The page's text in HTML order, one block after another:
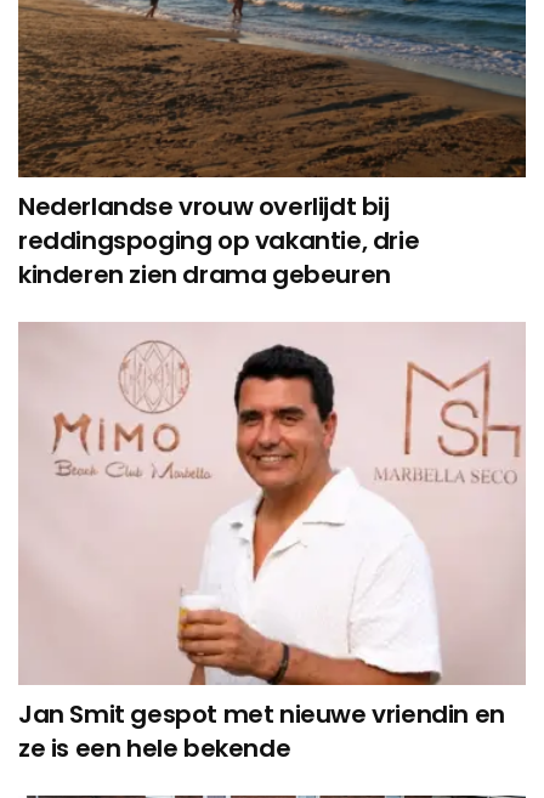
Nederlandse vrouw overlijdt bij
reddingspoging op vakantie, drie
kinderen zien drama gebeuren
Jan Smit gespot met nieuwe vriendin en
ze is een hele bekende